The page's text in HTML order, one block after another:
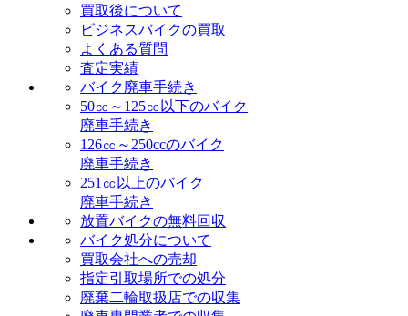
買取後について
ビジネスバイクの買取
よくある質問
査定実績
バイク廃車手続き
50㏄～125㏄以下のバイク
廃車手続き
126㏄～250ccのバイク
廃車手続き
251㏄以上のバイク
廃車手続き
放置バイクの無料回収
バイク処分について
買取会社への売却
指定引取場所での処分
廃棄二輪取扱店での収集